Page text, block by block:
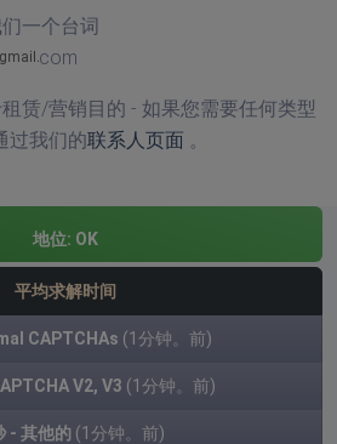
一个台词
com
赁/营销目的 - 如果您需要任何类型
过我们的联系人页面 。
地位: OK
平均求解时间
CAPTCHAs (1分钟。前)
V2, V3 (1分钟。前)
- 其他的 (1分钟。前)